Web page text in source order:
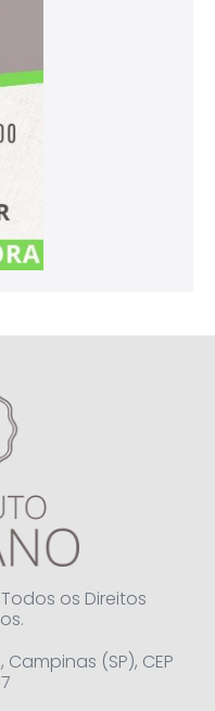
Todos os Direitos
(SP), CEP